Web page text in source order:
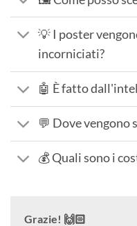
💡 I poster
incorniciati?
🤖 È fatto
💬 Dove vengono
💰 Quali sono i
Grazie! 🙌🏻